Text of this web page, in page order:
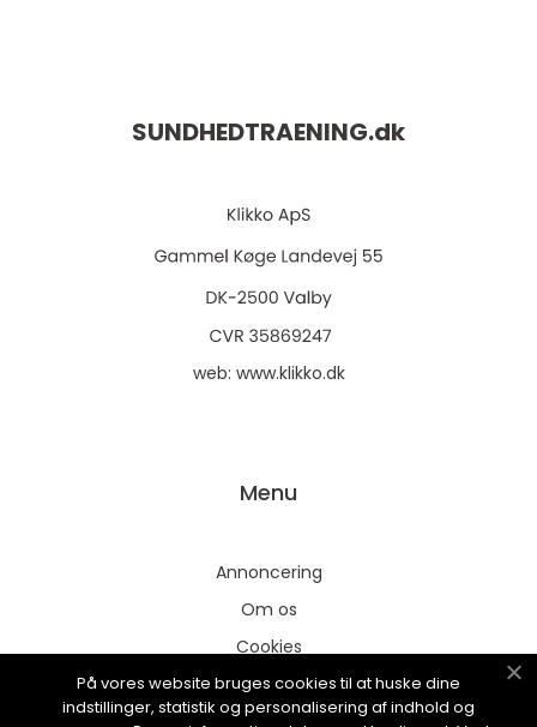
SUNDHEDTRAENING.dk
web: www.klikko.dk
Menu
Annoncering
Om os
Cookies
Kontakt os
Sitemap
På vores website bruges cookies til at huske dine
indstillinger, statistik og personalisering af indhold og